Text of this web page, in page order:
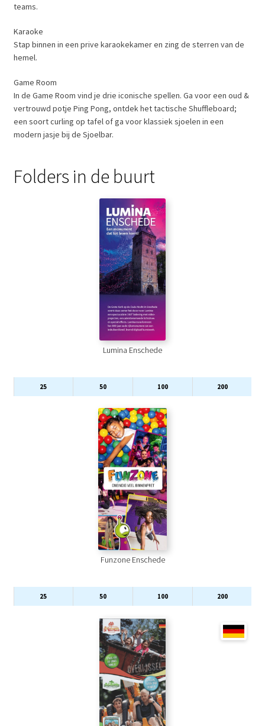
teams.
Karaoke
Stap binnen in een prive karaokekamer en zing de sterren van de
hemel.
Game Room
In de Game Room vind je drie iconische spellen. Ga voor een oud &
vertrouwd potje Ping Pong, ontdek het tactische Shuffleboard;
een soort curling op tafel of ga voor klassiek sjoelen in een
modern jasje bij de Sjoelbar.
Folders in de buurt
Lumina Enschede
25 50 100 200
Funzone Enschede
25 50 100 200